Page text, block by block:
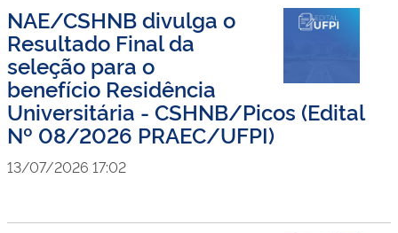
NAE/CSHNB divulga o
Resultado Final da
seleção para o
benefício Residência
Universitária - CSHNB/Picos (Edital
Nº 08/2026 PRAEC/UFPI)
13/07/2026 17:02